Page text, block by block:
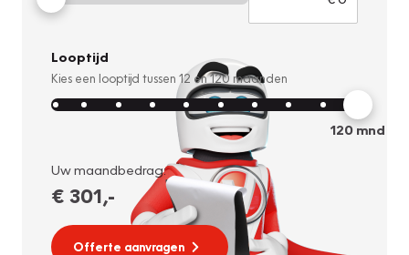
Looptijd
Kies een looptijd tussen 12 en120 maanden
120mnd
Uw maandbedrag:
€ 301,-
Offerte aanvragen